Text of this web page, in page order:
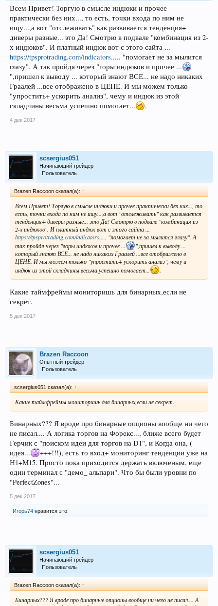
Всем Привет! Торгую в смысле индюки и прочее
практически без них..., то есть, точки входа по ним не
ищу...,а вот "отслеживать" как развивается тенденция+
диверы разные... это Да! Смотрю в подвале "комбинация из 2-
х индюков". И платный индюк вот с этого сайта ...
https://tpsprotrading.com/indicators..... "помогает не за мылится
глазу". А так пройдя через "горы индюков и прочее ...
",пришел к выводу ... который знают ВСЕ... не надо никаких
Граалей ...все отображено в ЦЕНЕ. И мы можем только
"упростить+ ускорить анализ", чему и индюк из этой
складчины весьма успешно помогает...
.
4 дек 2017
scsergius051
Начинающий трейдер
Пользователь
Brazen Raccoon сказал(а): ↑
Всем Привет! Торгую в смысле индюки и прочее практически без них..., то
есть, точки входа по ним не ищу...,а вот "отслеживать" как развивается
тенденция+ диверы разные... это Да! Смотрю в подвале "комбинация из
2-х индюков". И платный индюк вот с этого сайта ...
https://tpsprotrading.com/indicators..... "помогает не за мылится глазу". А
так пройдя через "горы индюков и прочее ...
",пришел к выводу ...
который знают ВСЕ... не надо никаких Граалей ...все отображено в
ЦЕНЕ. И мы можем только "упростить+ ускорить анализ", чему и
индюк из этой складчины весьма успешно помогает...
.
Какие таймфреймы мониторишь для бинарных,если не
секрет.
5 дек 2017
Brazen Raccoon
Опытный трейдер
Пользователь
scsergius051 сказал(а): ↑
Какие таймфреймы мониторишь для бинарных,если не секрет.
Бинарных??? Я вроде про бинарные опционы вообще ни чего
не писал.... А логика торгов на Форекс..., ближе всего будет
Герчик с "поиском идеи для торгов на D1", и Когда она, (
идея...
+++!!!), есть то вход+ мониторинг тенденции уже на
Н1+М15. Просто пока приходится держать включеным, еще
один терминал с "демо_ альпари". Что бы были уровни по
"PerfectZones"...
5 дек 2017
Игорь74 нравится это.
scsergius051
Начинающий трейдер
Пользователь
Brazen Raccoon сказал(а): ↑
Бинарных??? Я вроде про бинарные опционы вообще ни чего не писал.... А